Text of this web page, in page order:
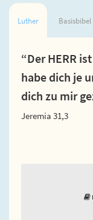
Luther Basisbibel
“Der HERR
habe dich je
dich zu mir
Jeremia 31,3